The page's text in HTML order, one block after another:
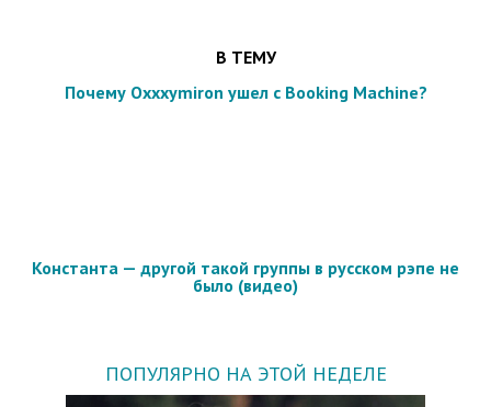
В ТЕМУ
Почему Oxxxymiron ушел с Booking Machine?
Константа — другой такой группы в русском рэпе не
было (видео)
ПОПУЛЯРНО НА ЭТОЙ НЕДЕЛЕ